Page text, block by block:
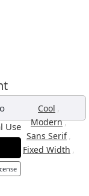
Cool ,
Modern,
Sans Serif ,
Fixed Width ,
Use